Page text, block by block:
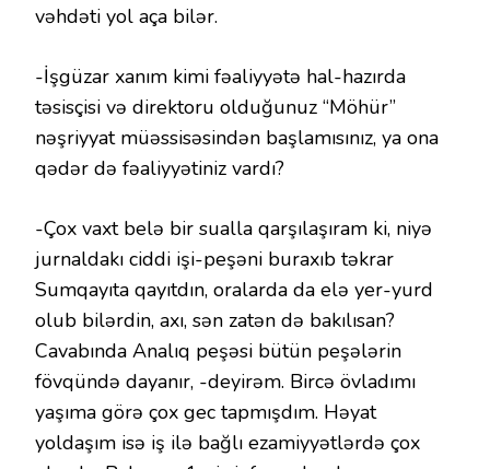
vəhdəti yol aça bilər.
-İşgüzar xanım kimi fəaliyyətə hal-hazırda
təsisçisi və direktoru olduğunuz “Möhür”
nəşriyyat müəssisəsindən başlamısınız, ya ona
qədər də fəaliyyətiniz vardı?
-Çox vaxt belə bir sualla qarşılaşıram ki, niyə
jurnaldakı ciddi işi-peşəni buraxıb təkrar
Sumqayıta qayıtdın, oralarda da elə yer-yurd
olub bilərdin, axı, sən zatən də bakılısan?
Cavabında Analıq peşəsi bütün peşələrin
fövqündə dayanır, -deyirəm. Bircə övladımı
yaşıma görə çox gec tapmışdım. Həyat
yoldaşım isə iş ilə bağlı ezamiyyətlərdə çox